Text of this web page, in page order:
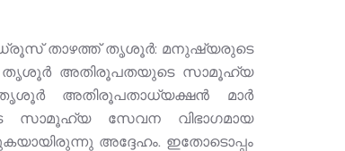
താഴത്ത് തൃശൂര്‍: മനുഷ്യരുടെ
തൃശൂര്‍ അതിരൂപതയുടെ സാമൂഹ്യ
തൃശൂര്‍ അതിരൂപതാധ്യക്ഷന്‍ മാര്‍
സാമൂഹ്യ സേവന വിഭാഗമായ
അദ്ദേഹം. ഇതോടൊപ്പം